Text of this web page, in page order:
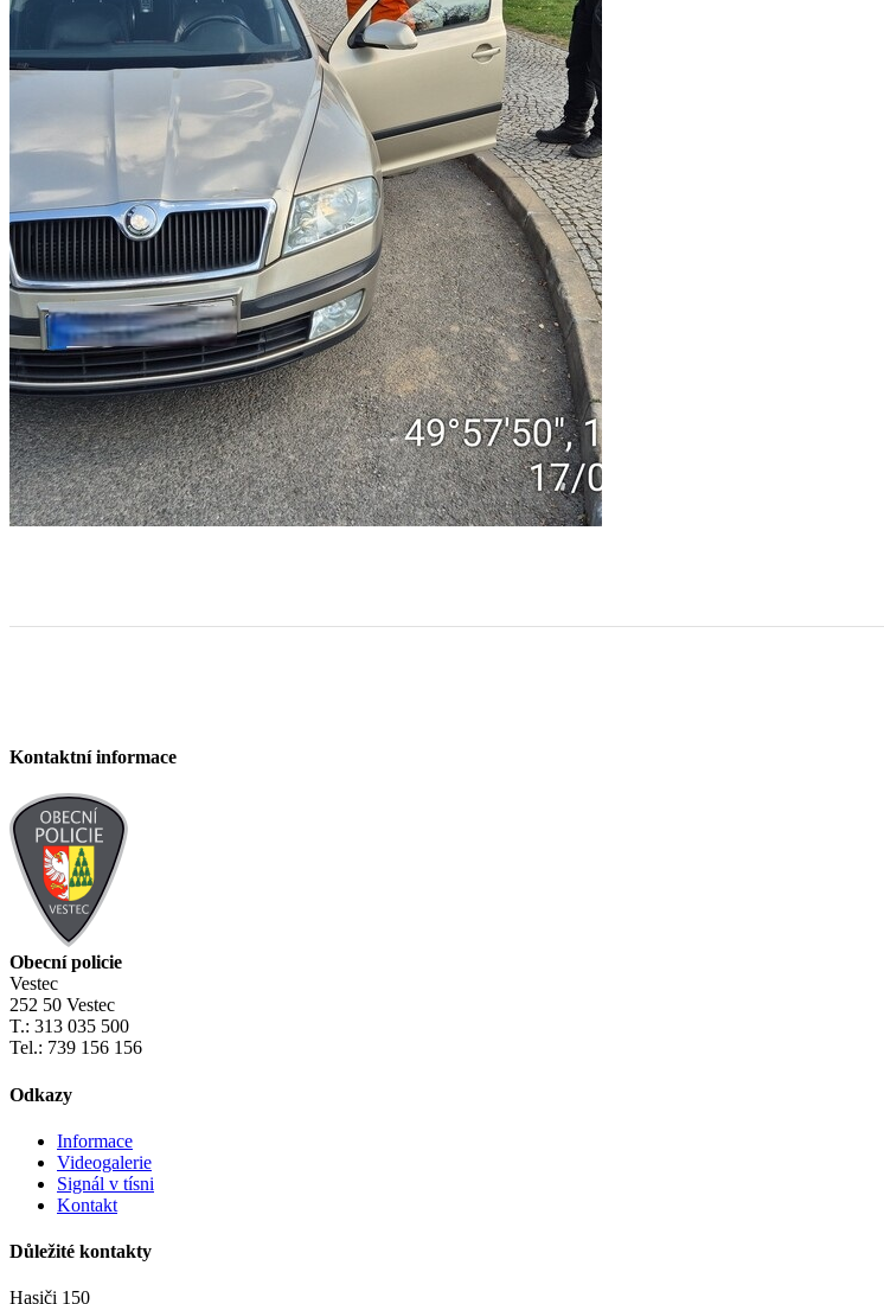
Kontaktní informace
Obecní policie
Vestec
252 50 Vestec
T.: 313 035 500
Tel.: 739 156 156
Odkazy
Informace
Videogalerie
Signál v tísni
Kontakt
Důležité kontakty
Hasiči 150